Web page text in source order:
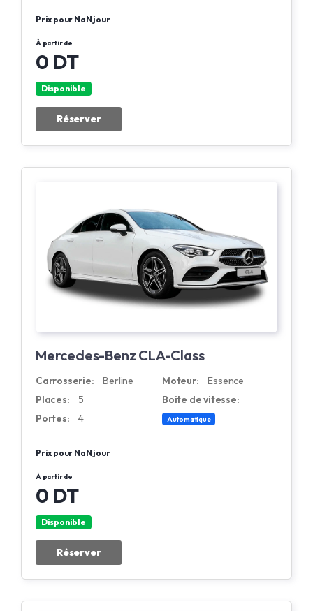
Prix pour NaN jour
À partir de
0 DT
Disponible
Réserver
Mercedes-Benz CLA-Class
Carrosserie:
Berline
Places:
5
Portes:
4
Moteur:
Essence
Boite de vitesse:
Automatique
Prix pour NaN jour
À partir de
0 DT
Disponible
Réserver